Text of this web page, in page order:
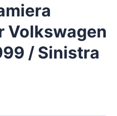
Volkswagen
/ Sinistra